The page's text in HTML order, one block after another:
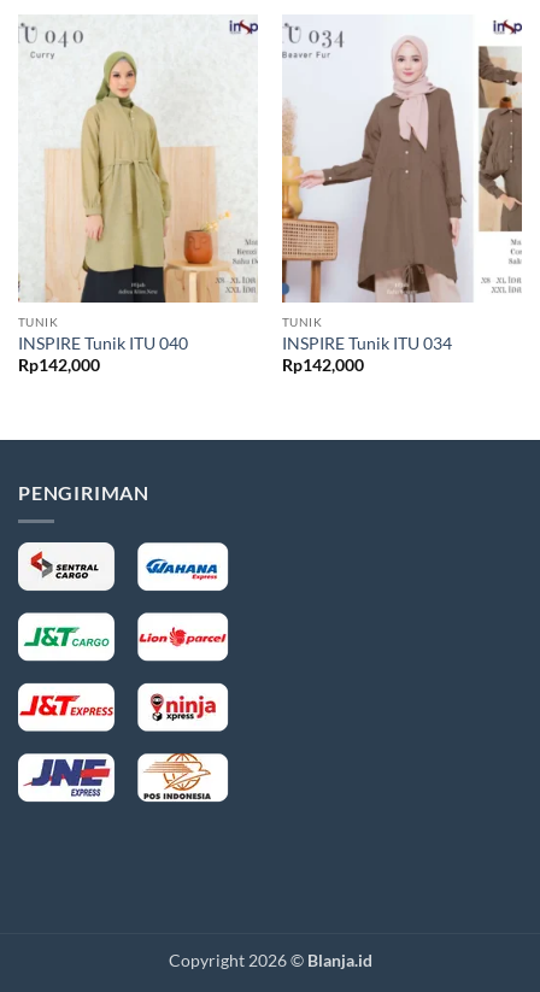
TUNIK
INSPIRE Tunik ITU 040
Rp142,000
TUNIK
INSPIRE Tunik ITU 034
Rp142,000
PENGIRIMAN
Copyright 2026 © Blanja.id